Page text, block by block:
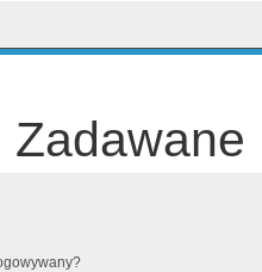
Zadawane